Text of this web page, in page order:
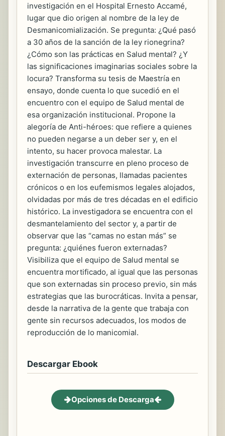
investigación en el Hospital Ernesto Accamé,
lugar que dio origen al nombre de la ley de
Desmanicomialización. Se pregunta: ¿Qué pasó
a 30 años de la sanción de la ley rionegrina?
¿Cómo son las prácticas en Salud mental? ¿Y
las significaciones imaginarias sociales sobre la
locura? Transforma su tesis de Maestría en
ensayo, donde cuenta lo que sucedió en el
encuentro con el equipo de Salud mental de
esa organización institucional. Propone la
alegoría de Anti-héroes: que refiere a quienes
no pueden negarse a un deber ser y, en el
intento, su hacer provoca malestar. La
investigación transcurre en pleno proceso de
externación de personas, llamadas pacientes
crónicos o en los eufemismos legales alojados,
olvidadas por más de tres décadas en el edificio
histórico. La investigadora se encuentra con el
desmantelamiento del sector y, a partir de
observar que las “camas no estan más” se
pregunta: ¿quiénes fueron externadas?
Visibiliza que el equipo de Salud mental se
encuentra mortificado, al igual que las personas
que son externadas sin proceso previo, sin más
estrategias que las burocráticas. Invita a pensar,
desde la narrativa de la gente que trabaja con
gente sin recursos adecuados, los modos de
reproducción de lo manicomial.
Descargar Ebook
Opciones de Descarga